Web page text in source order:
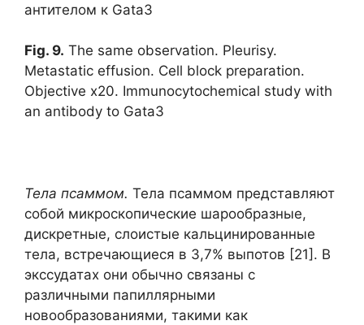
антителом к Gata3
Fig. 9. The same observation. Pleurisy.
Metastatic effusion. Cell block preparation.
Objective x20. Immunocytochemical study with
an antibody to Gata3
Тела псаммом. Тела псаммом представляют
собой микроскопические шарообразные,
дискретные, слоистые кальцинированные
тела, встречающиеся в 3,7% выпотов [21]. В
экссудатах они обычно связаны с
различными папиллярными
новообразованиями, такими как